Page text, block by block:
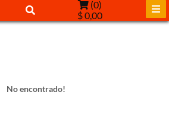
(0)
$ 0,00
No encontrado!